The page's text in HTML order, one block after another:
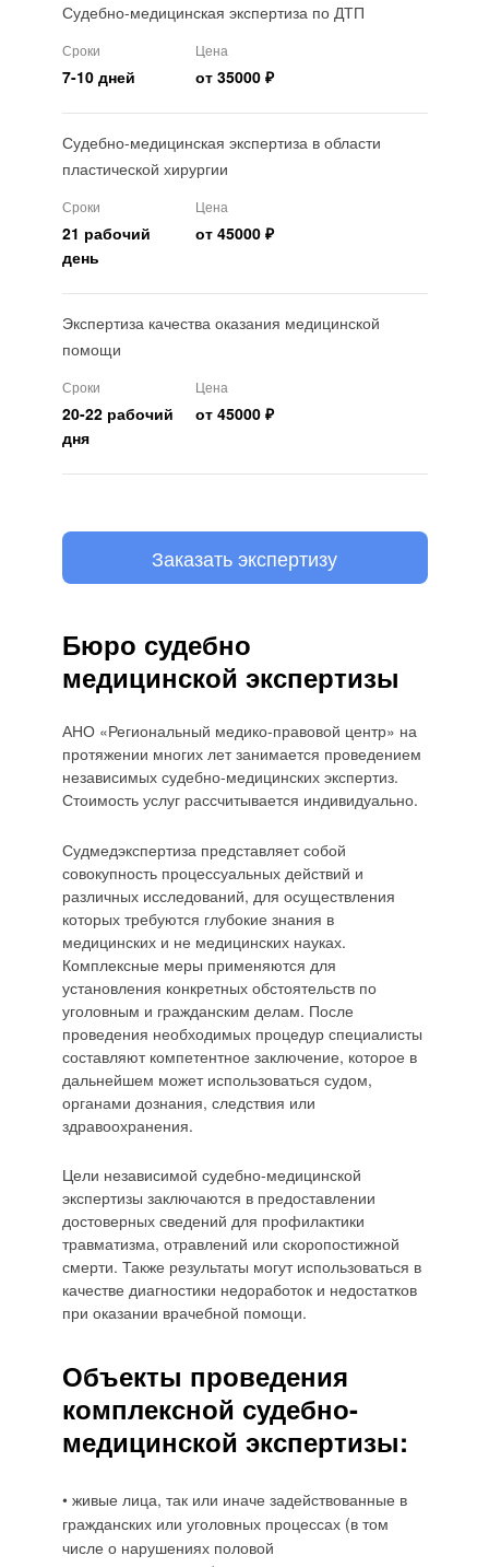
Судебно-медицинская экспертиза по ДТП
Сроки
7-10 дней
Цена
от 35000 ₽
Судебно-медицинская экспертиза в области
пластической хирургии
Сроки
21 рабочий
день
Цена
от 45000 ₽
Экспертиза качества оказания медицинской
помощи
Сроки
20-22 рабочий
дня
Цена
от 45000 ₽
Заказать экспертизу
Бюро судебно
медицинской экспертизы
АНО «Региональный медико-правовой центр» на
протяжении многих лет занимается проведением
независимых судебно-медицинских экспертиз.
Стоимость услуг рассчитывается индивидуально.
Судмедэкспертиза представляет собой
совокупность процессуальных действий и
различных исследований, для осуществления
которых требуются глубокие знания в
медицинских и не медицинских науках.
Комплексные меры применяются для
установления конкретных обстоятельств по
уголовным и гражданским делам. После
проведения необходимых процедур специалисты
составляют компетентное заключение, которое в
дальнейшем может использоваться судом,
органами дознания, следствия или
здравоохранения.
Цели независимой судебно-медицинской
экспертизы заключаются в предоставлении
достоверных сведений для профилактики
травматизма, отравлений или скоропостижной
смерти. Также результаты могут использоваться в
качестве диагностики недоработок и недостатков
при оказании врачебной помощи.
Объекты проведения
комплексной судебно-
медицинской экспертизы:
• живые лица, так или иначе задействованные в
гражданских или уголовных процессах (в том
числе о нарушениях половой